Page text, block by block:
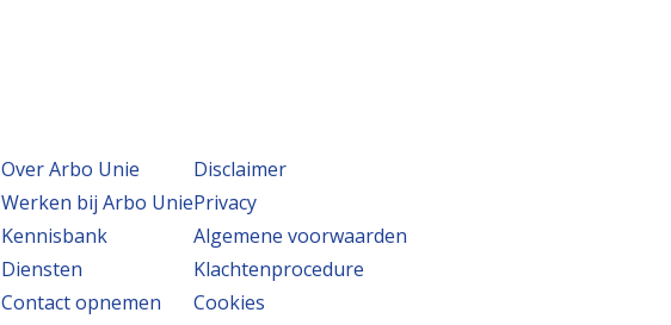
Over Arbo Unie
Werken bij Arbo Unie
Kennisbank
Diensten
Contact opnemen
Disclaimer
Privacy
Algemene voorwaarden
Klachtenprocedure
Cookies